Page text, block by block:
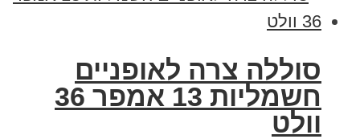
סוללה צרה לאופניים
חשמליות 13 אמפר 36
וולט